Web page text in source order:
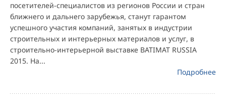
посетителей-специалистов из регионов России и стран
ближнего и дальнего зарубежья, станут гарантом
успешного участия компаний, занятых в индустрии
строительных и интерьерных материалов и услуг, в
строительно-интерьерной выставке BATIMAT RUSSIA
2015. На...
Подробнее